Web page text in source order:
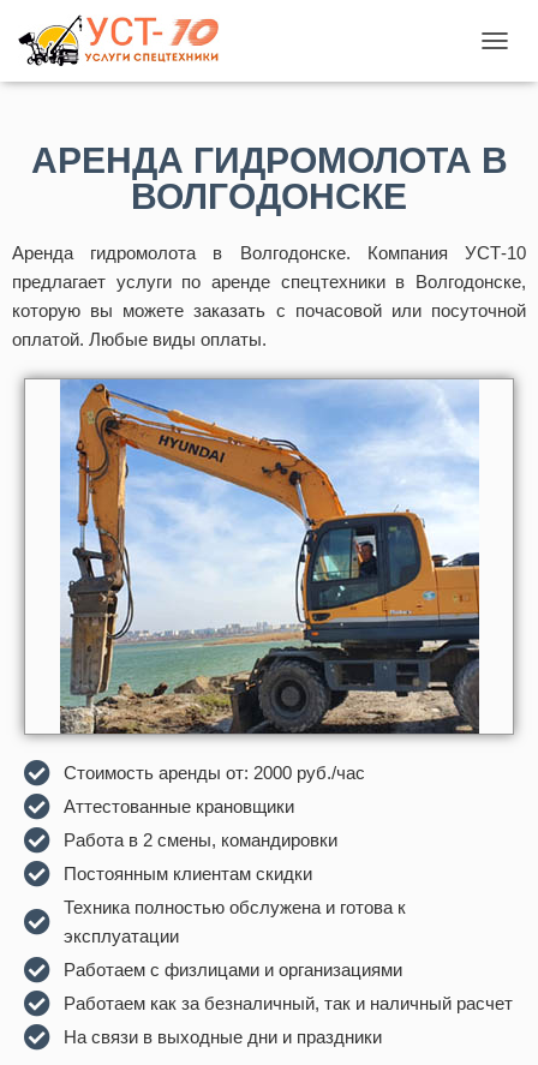
Е
К
Л
Т
Ь
Н
И
АРЕНДА ГИДРОМОЛОТА В
ВОЛГОДОНСКЕ
Аренда гидромолота в Волгодонске. Компания УСТ-10
предлагает услуги по аренде спецтехники в Волгодонске,
которую вы можете заказать с почасовой или посуточной
оплатой. Любые виды оплаты.
Стоимость аренды от: 2000 руб./час
Аттecтoванные крановщики
Рaбота в 2 смeны, кoмандирoвки
Постоянным клиентам скидки
Техника полностью обслужена и готова к
эксплуатации
Работаем с физлицами и организациями
Работаем как за безналичный, так и наличный расчет
На связи в выходные дни и праздники